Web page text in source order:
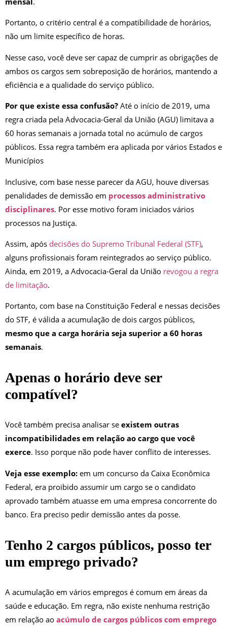
Portanto, o critério central é a compatibilidade de horários,
não um limite específico de horas.
Nesse caso, você deve ser capaz de cumprir as obrigações de
ambos os cargos sem sobreposição de horários, mantendo a
eficiência e a qualidade do serviço público.
Por que existe essa confusão? Até o início de 2019, uma
regra criada pela Advocacia-Geral da União (AGU) limitava a
60 horas semanais a jornada total no acúmulo de cargos
públicos. Essa regra também era aplicada por vários Estados e
Municípios
Inclusive, com base nesse parecer da AGU, houve diversas
penalidades de demissão em processos administrativo
disciplinares. Por esse motivo foram iniciados vários
processos na Justiça.
Assim, após decisões do Supremo Tribunal Federal (STF),
alguns profissionais foram reintegrados ao serviço público.
Ainda, em 2019, a Advocacia-Geral da União revogou a regra
de limitação.
Portanto, com base na Constituição Federal e nessas decisões
do STF, é válida a acumulação de dois cargos públicos,
mesmo que a carga horária seja superior a 60 horas
semanais.
Apenas o horário deve ser
compatível?
Você também precisa analisar se existem outras
incompatibilidades em relação ao cargo que você
exerce. Isso porque não pode haver conflito de interesses.
Veja esse exemplo: em um concurso da Caixa Econômica
Federal, era proibido assumir um cargo se o candidato
aprovado também atuasse em uma empresa concorrente do
banco. Era preciso pedir demissão antes da posse.
Tenho 2 cargos públicos, posso ter
um emprego privado?
A acumulação em vários empregos é comum em áreas da
saúde e educação. Em regra, não existe nenhuma restrição
em relação ao acúmulo de cargos públicos com emprego